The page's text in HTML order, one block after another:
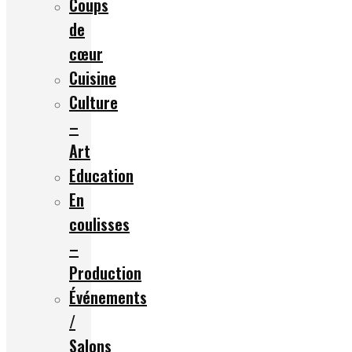
de
cœur
Cuisine
Culture
–
Art
Education
En
coulisses
–
Production
Événements
/
Salons